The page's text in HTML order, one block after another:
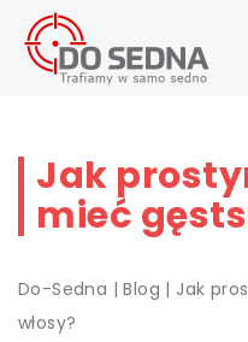
Jak
mieć
Do-Sedna |Blog | Jak
włosy?